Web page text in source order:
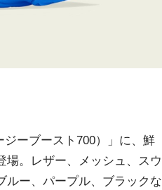
ジーブースト700）」に、鮮
場。レザー、メッシュ、スウ
ルー、パープル、ブラックな